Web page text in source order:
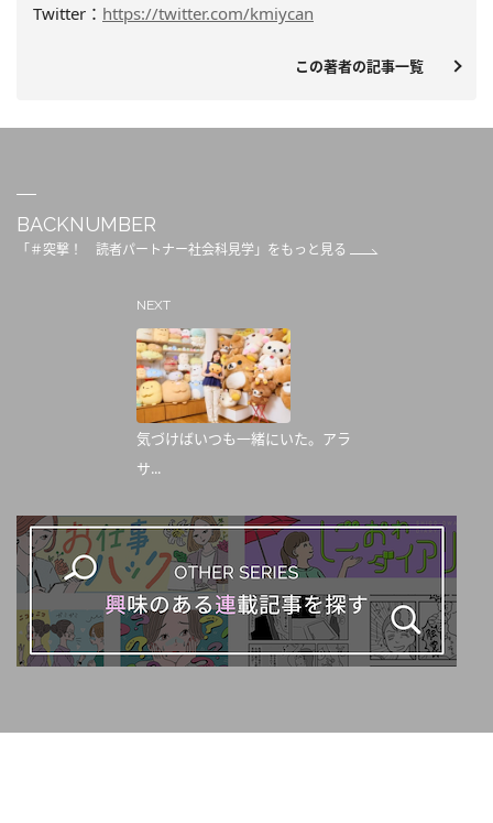
Twitter： https://twitter.com/kmiycan
この著者の記事一覧
BACKNUMBER
「＃突撃！ 読者パートナー社会科見学」をもっと見る
NEXT
気づけばいつも一緒にいた。アラ
サ...